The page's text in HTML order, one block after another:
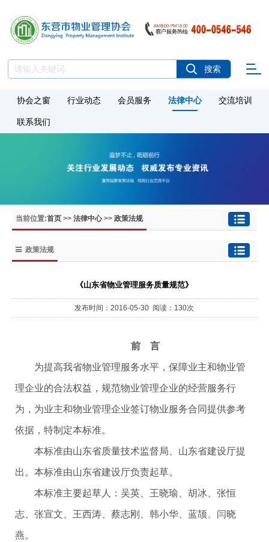
协会之窗 行业动态 会员服务 法律中心 交流培训
联系我们
当前位置:首页>> 法律中心>> 政策法规
政策法规
《山东省物业管理服务质量规范》
发布时间：2016-05-30 阅读：130次
前 言
为提高我省物业管理服务水平，保障业主和物业管
理企业的合法权益，规范物业管理企业的经营服务行
为，为业主和物业管理企业签订物业服务合同提供参考
依据，特制定本标准。
本标准由山东省质量技术监督局、山东省建设厅提
出。本标准由山东省建设厅负责起草。
本标准主要起草人：吴英、王晓瑜、胡冰、张恒
志、张宣文、王西涛、蔡志刚、韩小华、蓝颉、闫晓
燕。